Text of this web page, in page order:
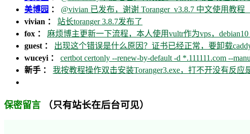
美博园 ： @vivian 已发布，谢谢 Toranger_v3.8.7 中文使用教程
vivian ： 站长toranger 3.8.7发布了
fox ： 麻烦博主更新一下流程，本人使用vultr作为vps，
guest ： 出现这个错误是什么原因？证书已经正常，要卸载
wuceyi ： certbot certonly --renew-by-default -d *.111111.com --
新手 ： 我按教程操作双击安装Toranger3.exe，打不开没有反应
保密留言 （只有站长在后台可见）